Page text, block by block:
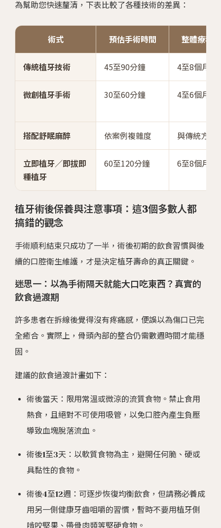
為幫助您快速釐清，下表比較了各種技術的差異：
術式 預估手術時間 整體療程
傳統植牙技術 45至90分鐘 4至8個月
微創植牙手術 30至60分鐘 4至6個月
搭配舒眠麻醉 依案例複雜度 與傳統方式
立即植牙／即拔即
種植牙
60至120分鐘 6至8個月
植牙術後保養與注意事項：這3個多數人都
搞錯的觀念
手術順利結束只成功了一半，術後初期的飲食習慣與後
續的口腔衛生維護，才是決定植牙壽命的真正關鍵。
迷思一：以為手術隔天就能大口吃東西？真實的
飲食過渡期
許多患者在拆線後覺得沒有疼痛感，便誤以為傷口已完
全癒合。實際上，骨頭內部的整合仍需數週時間才能穩
固。
建議的飲食過渡計畫如下：
術後當天：限用常溫或微涼的流質食物。禁止食用
熱食，且絕對不可使用吸管，以免口腔內產生負壓
導致血塊脫落流血。
術後1至3天：以軟質食物為主，避開任何脆、硬或
具黏性的食物。
術後4至12週：可逐步恢復均衡飲食，但請務必養成
用另一側健康牙齒咀嚼的習慣，暫時不要用植牙側
啃咬堅果、帶骨肉類等堅硬食物。